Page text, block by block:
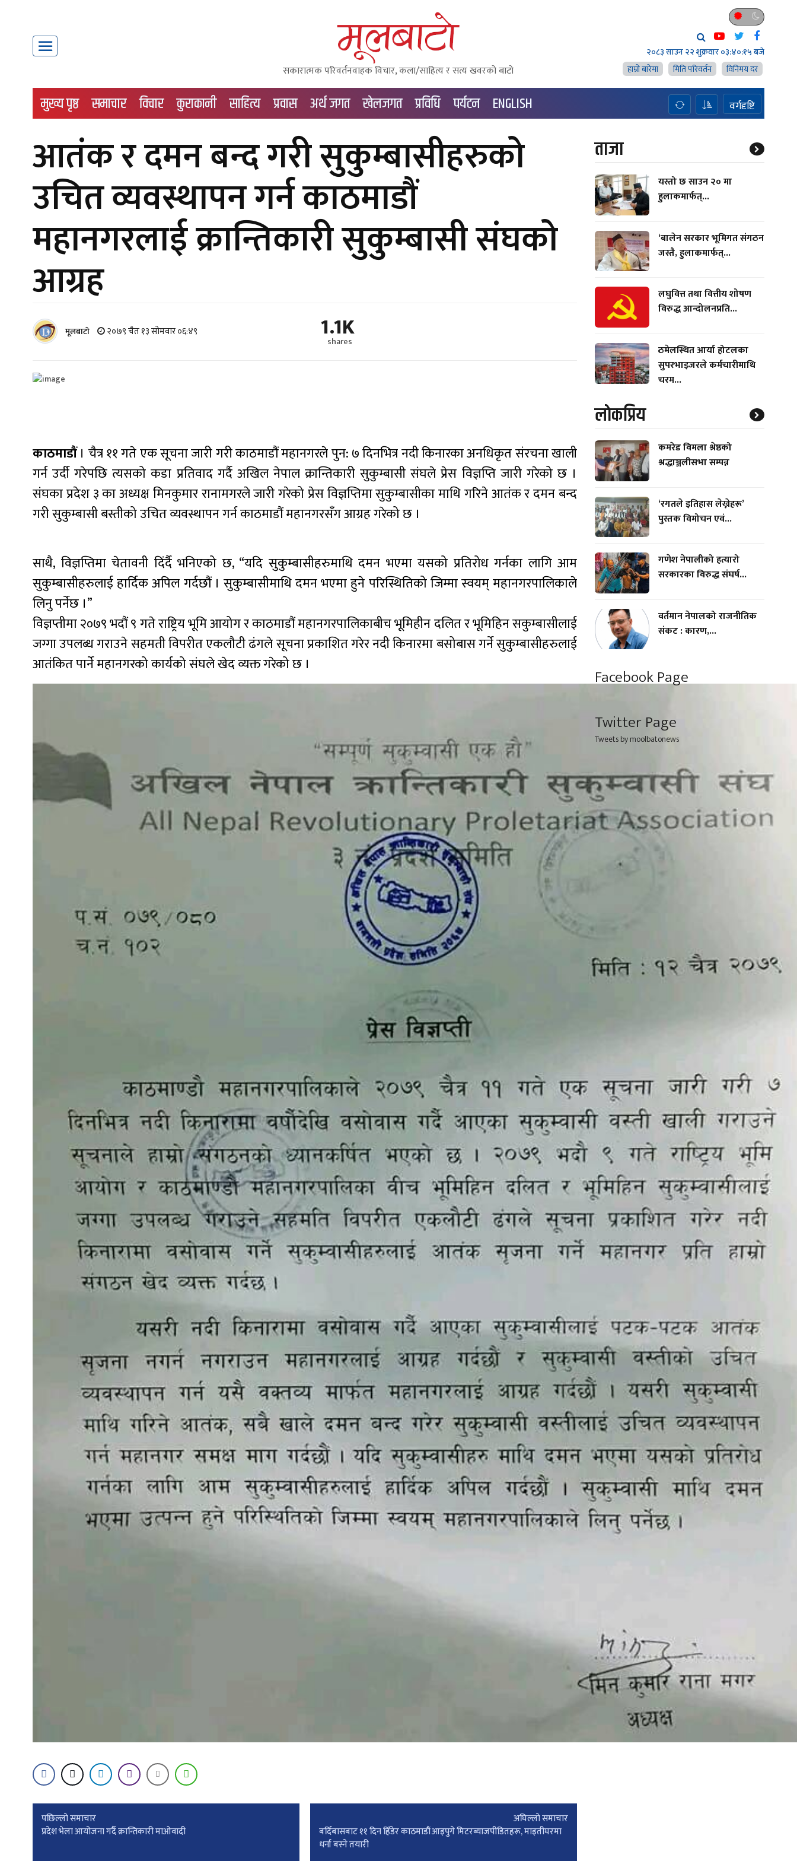
सकारात्मक परिवर्तनवाहक विचार, कला/साहित्य र सत्य खवरको बाटाे
२०८३ साउन २२ शुक्रवार०३:४०:१७ बजे
हाम्राे बारेमा
मिति परिवर्तन विनिमय दर
मुख्य पृष्ठ समाचार विचार कुराकानी साहित्य प्रवास अर्थ जगत खेलजगत प्रविधि पर्यटन ENGLISH वर्गदृष्टि
आतंक र दमन बन्द गरी सुकुम्बासीहरुको
उचित व्यवस्थापन गर्न काठमाडौं
महानगरलाई क्रान्तिकारी सुकुम्बासी संघको
आग्रह
मूलबाटाे २०७९ चैत १३ सोमवार ०६:४९ 1.1K
shares
काठमाडौं। चैत्र ११ गते एक सूचना जारी गरी काठमाडौं महानगरले पुन: ७ दिनभित्र नदी किनारका अनधिकृत संरचना खाली
गर्न उर्दी गरेपछि त्यसको कडा प्रतिवाद गर्दै अखिल नेपाल क्रान्तिकारी सुकुम्बासी संघले प्रेस विज्ञप्ति जारी गरेको छ ।
संघका प्रदेश ३ का अध्यक्ष मिनकुमार रानामगरले जारी गरेको प्रेस विज्ञप्तिमा सुकुम्बासीका माथि गरिने आतंक र दमन बन्द
गरी सुकुम्बासी बस्तीको उचित व्यवस्थापन गर्न काठमाडौं महानगरसँग आग्रह गरेको छ ।
साथै, विज्ञप्तिमा चेतावनी दिंर्दै भनिएको छ, “यदि सुकुम्बासीहरुमाथि दमन भएमा यसको प्रतिरोध गर्नका लागि आम
सुकुम्बासीहरुलाई हार्दिक अपिल गर्दछौं । सुकुम्बासीमाथि दमन भएमा हुने परिस्थितिको जिम्मा स्वयम् महानगरपालिकाले
लिनु पर्नेछ ।”
विज्ञप्तीमा २०७९ भदौं ९ गते राष्ट्रिय भूमि आयोग र काठमाडौं महानगरपालिकाबीच भूमिहीन दलित र भूमिहिन सकुम्बासीलाई
जग्गा उपलब्ध गराउने सहमती विपरीत एकलौटी ढंगले सूचना प्रकाशित गरेर नदी किनारमा बसोबास गर्ने सुकुम्बासीहरुलाई
आतंकित पार्ने महानगरको कार्यको संघले खेद व्यक्त गरेको छ ।
Post
पछिल्लाे समाचार
प्रदेश भेला आयोजना गर्दै क्रान्तिकारी माओवादी
अघिल्लाे समाचार
बर्दिबासबाट ११ दिन हिँडेर काठमाडौं आइपुगे मिटरब्याजपीडितहरू, माइतीघरमा
धर्ना बस्ने तयारी
ताजा
यस्तो छ साउन २० मा
हुलाकमार्फत्...
‘बालेन सरकार भूमिगत संगठन
जस्तै, हुलाकमार्फत्...
लघुवित्त तथा वित्तीय शोषण
विरुद्ध आन्दोलनप्रति...
ठमेलस्थित आर्या होटलका
सुपरभाइजरले कर्मचारीमाथि
चरम...
लाेकप्रिय
कमरेड विमला श्रेष्ठको
श्रद्धाञ्जलीसभा सम्पन्न
‘रगतले इतिहास लेख्नेहरू’
पुस्तक विमोचन एवं...
गणेश नेपालीको हत्यारो
सरकारका विरुद्ध संघर्ष...
वर्तमान नेपालको राजनीतिक
संकट : कारण,...
Facebook Page
Twitter Page
Tweets by moolbatonews